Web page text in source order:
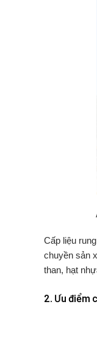
Cấp liệu
chuyền sản
than, hạt
2. Ưu điểm